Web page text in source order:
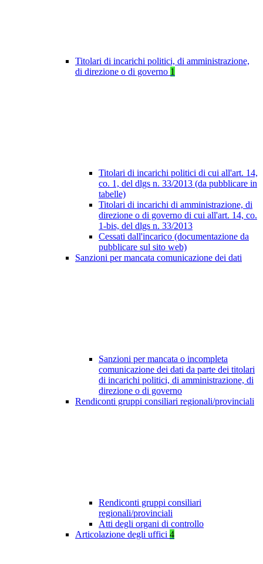
Titolari di incarichi politici, di amministrazione,
di direzione o di governo 1
Titolari di incarichi politici di cui all'art. 14,
co. 1, del dlgs n. 33/2013 (da pubblicare in
tabelle)
Titolari di incarichi di amministrazione, di
direzione o di governo di cui all'art. 14, co.
1-bis, del dlgs n. 33/2013
Cessati dall'incarico (documentazione da
pubblicare sul sito web)
Sanzioni per mancata comunicazione dei dati
Sanzioni per mancata o incompleta
comunicazione dei dati da parte dei titolari
di incarichi politici, di amministrazione, di
direzione o di governo
Rendiconti gruppi consiliari regionali/provinciali
Rendiconti gruppi consiliari
regionali/provinciali
Atti degli organi di controllo
Articolazione degli uffici 4